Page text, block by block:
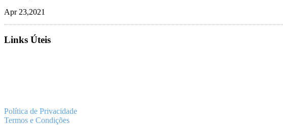
Apr 23,2021
Links Úteis
Política de Privacidade
Termos e Condições